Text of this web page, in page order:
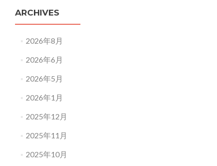
ARCHIVES
2026年8月
2026年6月
2026年5月
2026年1月
2025年12月
2025年11月
2025年10月